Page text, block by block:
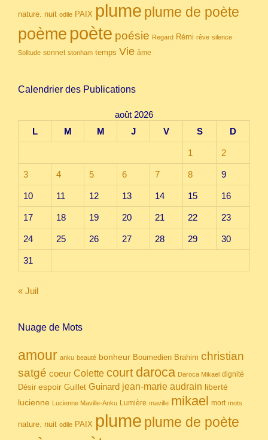
nature. nuit odile PAIX plume plume de poète
poème poète poésie Regard Rémi rêve silence
Solitude sonnet stonham temps Vie âme
Calendrier des Publications
août 2026
L
M M J V S D
1 2
3 4 5 6 7 8 9
10 11 12 13 14 15 16
17 18 19 20 21 22 23
24 25 26 27 28 29 30
31
« Juil
Nuage de Mots
amour anku beauté bonheur Boumedien Brahim christian
satgé coeur Colette court daroca Daroca Mikael dignité
Désir espoir Guillet Guinard jean-marie audrain liberté
lucienne Lucienne Maville-Anku Lumière maville mikael mort mots
nature. nuit odile PAIX plume plume de poète